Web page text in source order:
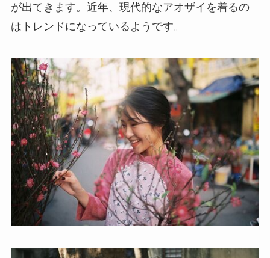
が出てきます。近年、現代的なアオザイを着るの
はトレンドになっているようです。